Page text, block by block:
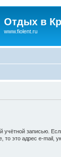
Отдых в
www.fiolent.ru
учётной записью.
то это адрес e-mail,